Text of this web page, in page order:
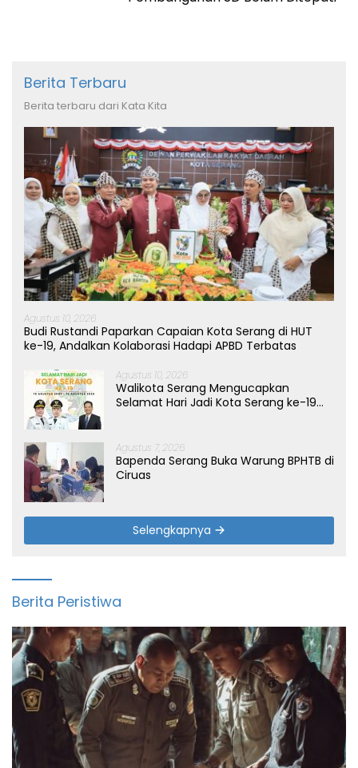
Berita Terbaru
Berita terbaru dari Kata Kita
Agustus 10, 2026
Budi Rustandi Paparkan Capaian Kota Serang di HUT
ke-19, Andalkan Kolaborasi Hadapi APBD Terbatas
Agustus 10, 2026
Walikota Serang Mengucapkan
Selamat Hari Jadi Kota Serang ke-19
Agustus 7, 2026
Bapenda Serang Buka Warung BPHTB di
Ciruas
Selengkapnya
Berita Peristiwa